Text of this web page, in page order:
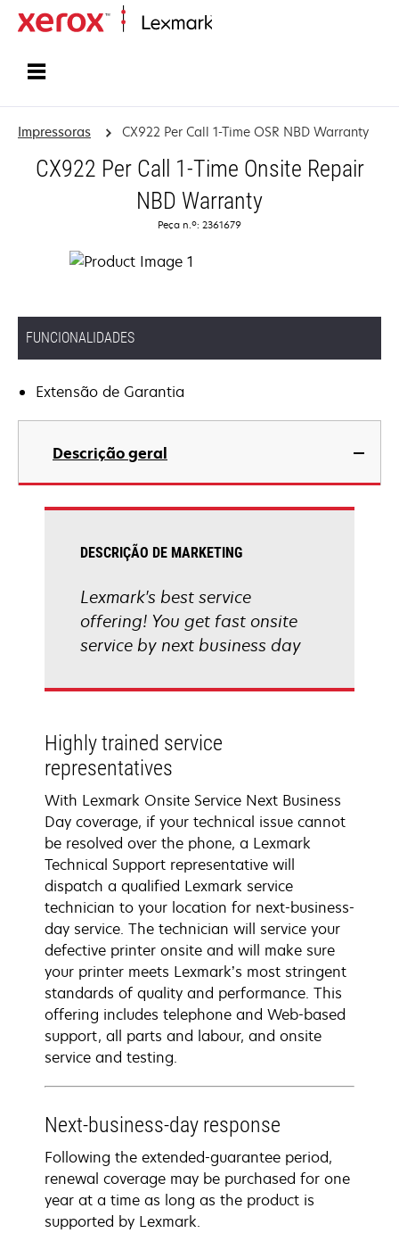
Impressoras CX922 Per Call 1-Time OSR NBD Warranty
CX922 Per Call 1-Time Onsite Repair
NBD Warranty
Peça n.º: 2361679
FUNCIONALIDADES
Extensão de Garantia
Descrição geral
DESCRIÇÃO DE MARKETING
Lexmark's best service
offering! You get fast onsite
service by next business day
Highly trained service
representatives
With Lexmark Onsite Service Next Business
Day coverage, if your technical issue cannot
be resolved over the phone, a Lexmark
Technical Support representative will
dispatch a qualified Lexmark service
technician to your location for next-business-
day service. The technician will service your
defective printer onsite and will make sure
your printer meets Lexmark’s most stringent
standards of quality and performance. This
offering includes telephone and Web-based
support, all parts and labour, and onsite
service and testing.
Next-business-day response
Following the extended-guarantee period,
renewal coverage may be purchased for one
year at a time as long as the product is
supported by Lexmark.